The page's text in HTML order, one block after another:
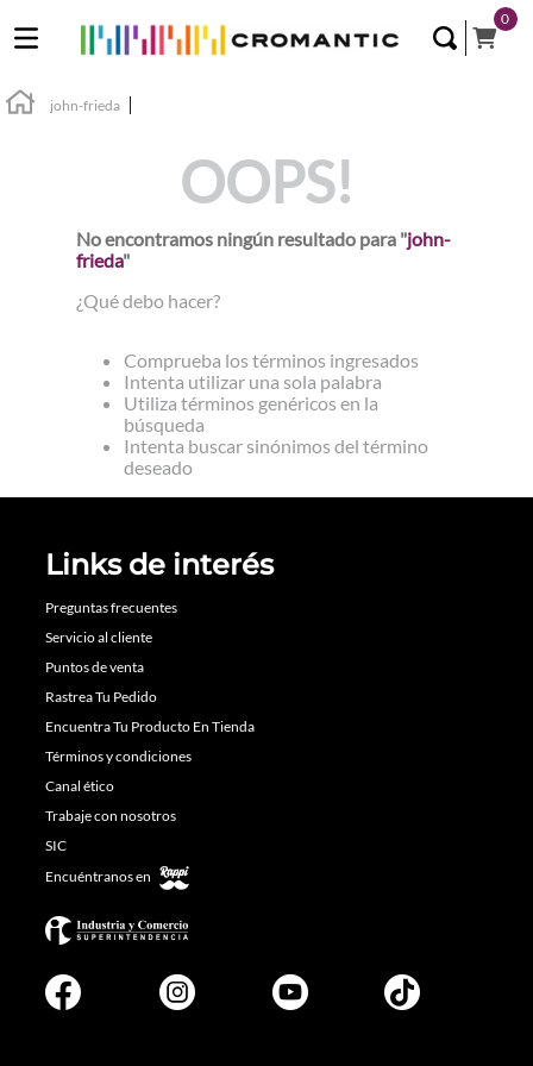
0
john-frieda
OOPS!
No encontramos ningún resultado para "john-
frieda"
¿Qué debo hacer?
Comprueba los términos ingresados
Intenta utilizar una sola palabra
Utiliza términos genéricos en la
búsqueda
Intenta buscar sinónimos del término
deseado
Links de interés
Preguntas frecuentes
Servicio al cliente
Puntos de venta
Rastrea Tu Pedido
Encuentra Tu Producto En Tienda
Términos y condiciones
Canal ético
Trabaje con nosotros
SIC
Encuéntranos en